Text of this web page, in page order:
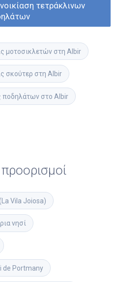
τετράκλινων
μοτοσικλετών στη Albir
σκούτερ στη Albir
ποδηλάτων στο Albir
Vila Joiosa)
νησί
de Portmany